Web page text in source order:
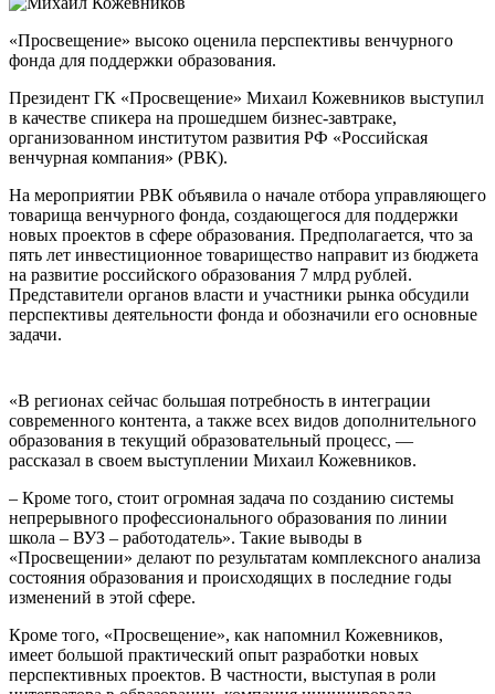
«Просвещение» высоко оценила перспективы венчурного
фонда для поддержки образования.
Президент ГК «Просвещение» Михаил Кожевников выступил
в качестве спикера на прошедшем бизнес-завтраке,
организованном институтом развития РФ «Российская
венчурная компания» (РВК).
На мероприятии РВК объявила о начале отбора управляющего
товарища венчурного фонда, создающегося для поддержки
новых проектов в сфере образования. Предполагается, что за
пять лет инвестиционное товарищество направит из бюджета
на развитие российского образования 7 млрд рублей.
Представители органов власти и участники рынка обсудили
перспективы деятельности фонда и обозначили его основные
задачи.
«В регионах сейчас большая потребность в интеграции
современного контента, а также всех видов дополнительного
образования в текущий образовательный процесс, —
рассказал в своем выступлении Михаил Кожевников.
– Кроме того, стоит огромная задача по созданию системы
непрерывного профессионального образования по линии
школа – ВУЗ – работодатель». Такие выводы в
«Просвещении» делают по результатам комплексного анализа
состояния образования и происходящих в последние годы
изменений в этой сфере.
Кроме того, «Просвещение», как напомнил Кожевников,
имеет большой практический опыт разработки новых
перспективных проектов. В частности, выступая в роли